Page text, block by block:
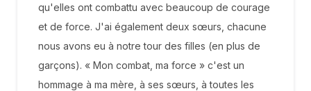
qu'elles ont combattu avec beaucoup de courage
et de force. J'ai également deux sœurs, chacune
nous avons eu à notre tour des filles (en plus de
garçons). « Mon combat, ma force » c'est un
hommage à ma mère, à ses sœurs, à toutes les